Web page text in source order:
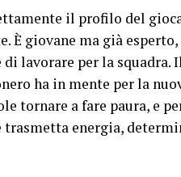
il profilo del
È giovane ma già
di lavorare per la
ha in mente per la
tornare a fare paura, e
trasmetta energia,